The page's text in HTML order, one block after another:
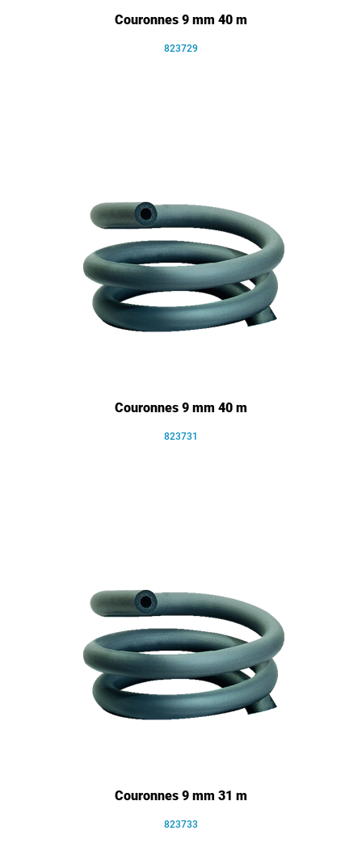
Couronnes 9 mm 40 m
823729
Couronnes 9 mm 40 m
823731
Couronnes 9 mm 31 m
823733